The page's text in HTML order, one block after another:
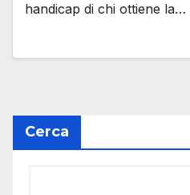
handicap di chi ottiene la…
Cerca